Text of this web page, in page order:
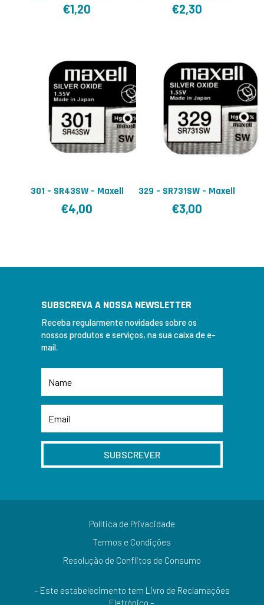
€1,20 €2,30
301 – SR43SW – Maxell
€4,00
329 – SR731SW – Maxell
€3,00
SUBSCREVA A NOSSA NEWSLETTER
Receba regularmente novidades sobre os
nossos produtos e serviços, na sua caixa de e-
mail.
SUBSCREVER
Política de Privacidade
Termos e Condições
Resolução de Conflitos de Consumo
– Este estabelecimento tem Livro de Reclamações
Eletrónico –